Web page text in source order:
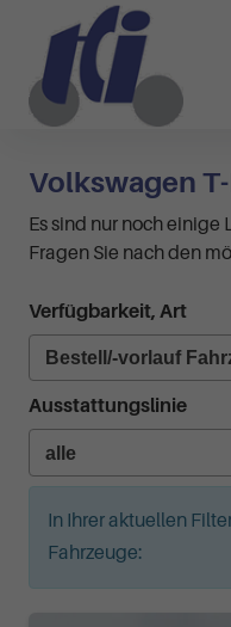
Volkswagen
Es sind nur noch
Fragen Sie nach den
Verfügbarkeit, Art
Ausstattungslinie
In Ihrer aktuellen
Fahrzeuge: